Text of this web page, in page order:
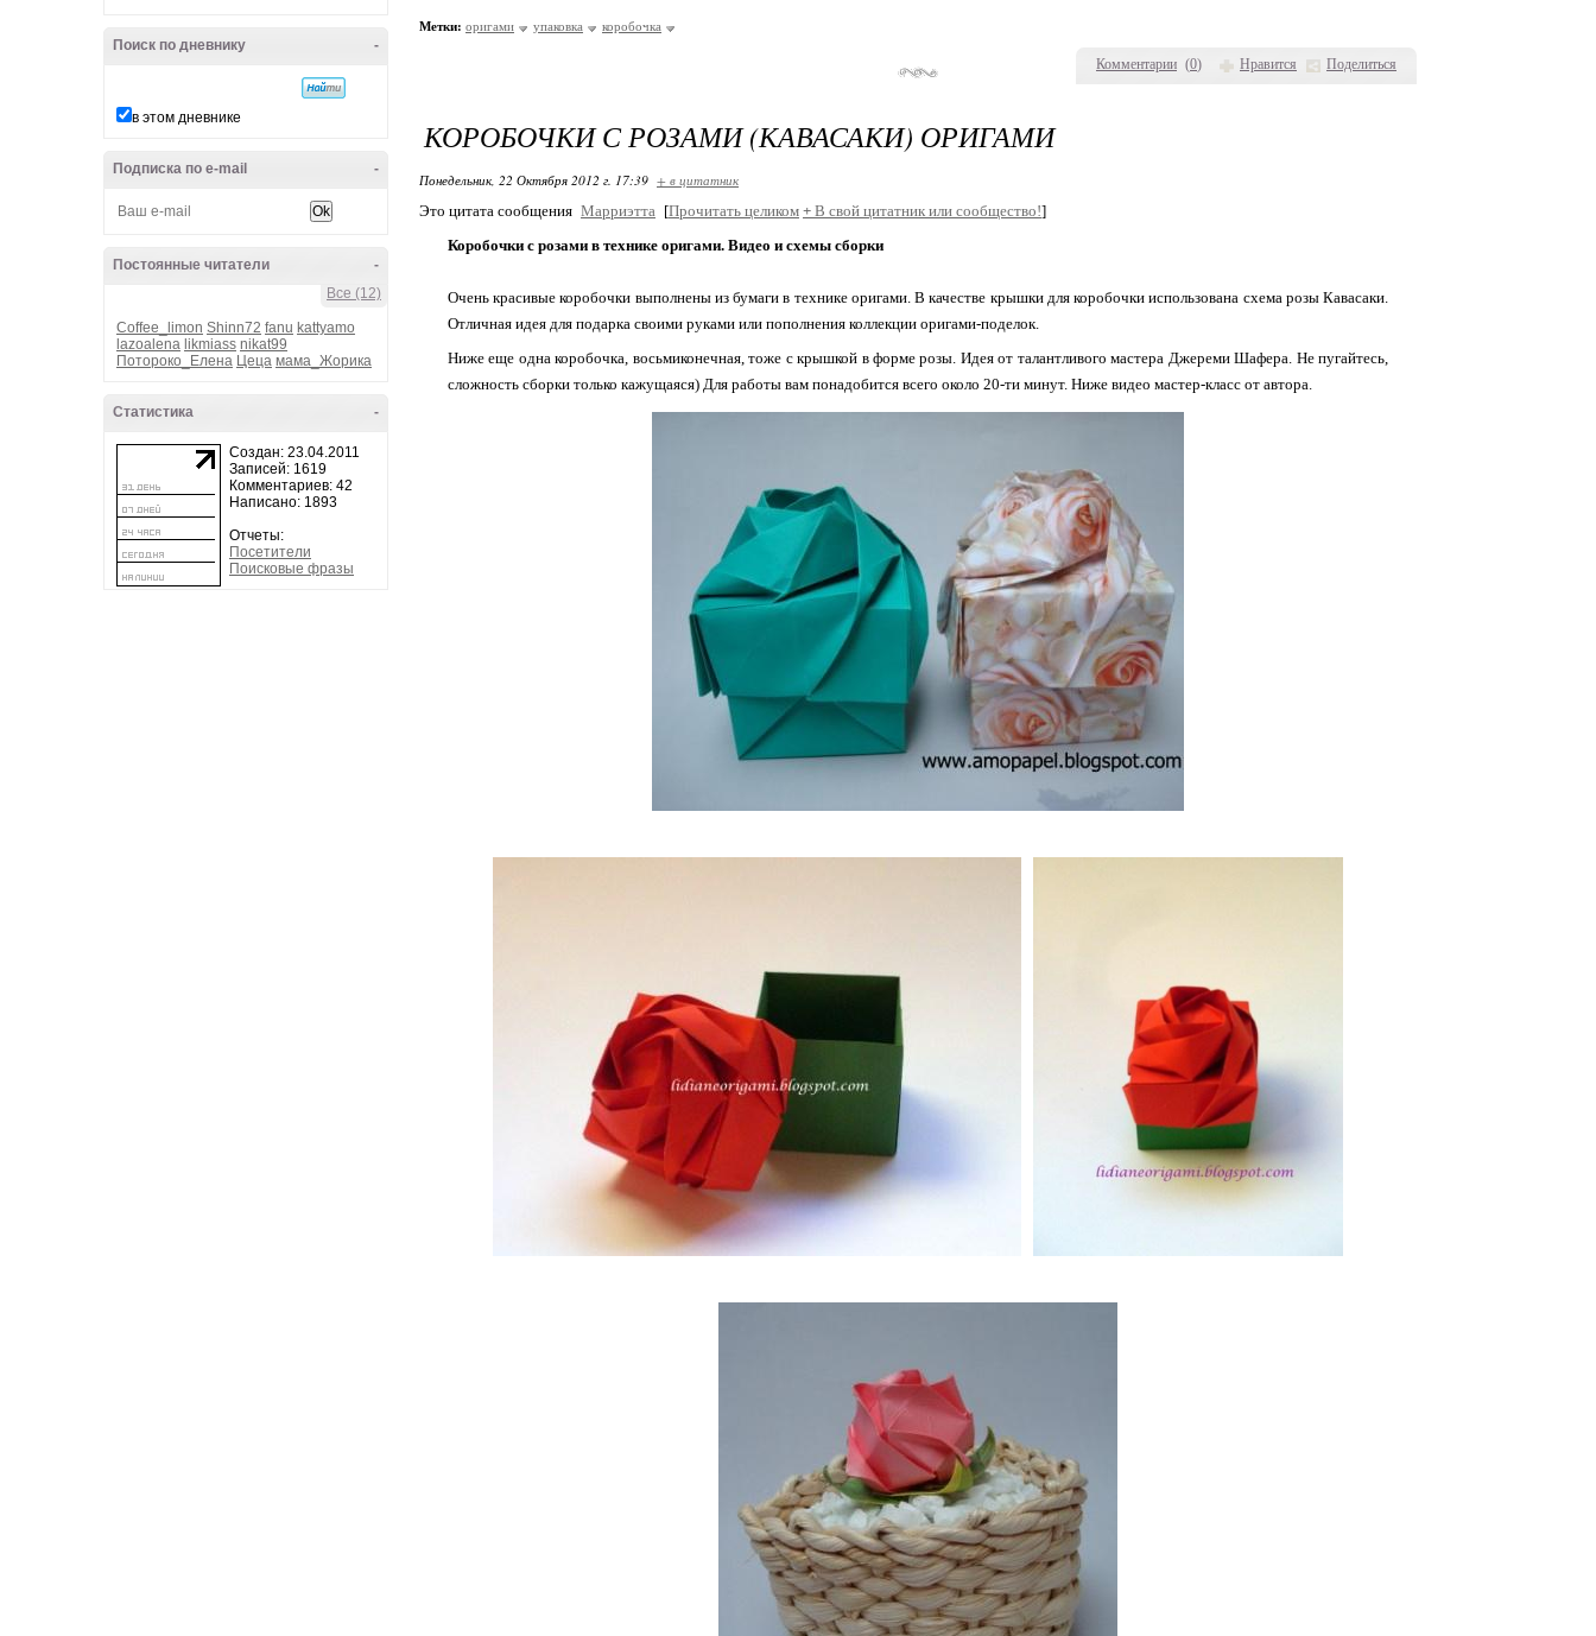
-
Поиск по дневнику
в этом дневнике
-
Подписка по e-mail
-
Постоянные читатели
Все (12)
Coffee_limon Shinn72 fanu kattyamo
lazoalena likmiass nikat99
Потороко_Елена Цеца мама_Жорика
-
Статистика
Создан: 23.04.2011
Записей: 1619
Комментариев: 42
Написано: 1893
Отчеты:
Посетители
Поисковые фразы
Комментарии (0) Нравится Поделиться
Метки: оригами упаковка коробочка
КОРОБОЧКИ С РОЗАМИ (КАВАСАКИ) ОРИГАМИ
Понедельник, 22 Октября 2012 г. 17:39 + в цитатник
Это цитата сообщения Марриэтта [Прочитать целиком + В свой цитатник или сообщество!]
Коробочки с розами в технике оригами. Видео и схемы сборки
Очень красивые коробочки выполнены из бумаги в технике оригами. В качестве крышки для коробочки использована схема розы Кавасаки.
Отличная идея для подарка своими руками или пополнения коллекции оригами-поделок.
Ниже еще одна коробочка, восьмиконечная, тоже с крышкой в форме розы. Идея от талантливого мастера Джереми Шафера. Не пугайтесь,
сложность сборки только кажущаяся) Для работы вам понадобится всего около 20-ти минут. Ниже видео мастер-класс от автора.